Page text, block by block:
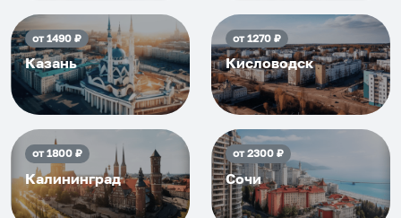
от1490₽
Казань
от1270₽
Кисловодск
от1800₽
Калининград
от2300₽
Сочи